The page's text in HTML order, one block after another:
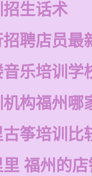
生话术
聘店员最
乐培训学
构福州哪
筝培训比
福州的